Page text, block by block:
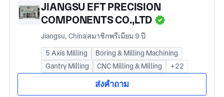
JIANGSU EFT PRECISION
COMPONENTS CO.,LTD
Jiangsu, Chinaสมาชิกพรีเมียม 9 ปี
5 Axis Milling
Boring & Milling Machining
Gantry Milling
CNC Milling & Milling +22
ส่งคำถาม